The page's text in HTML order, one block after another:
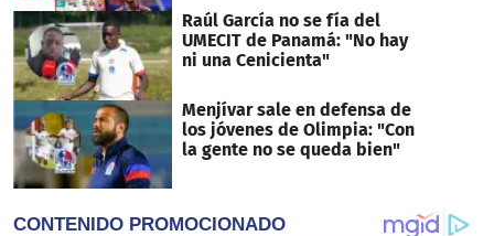
Raúl García no se fía del
UMECIT de Panamá: "No hay
ni una Cenicienta"
Menjívar sale en defensa de
los jóvenes de Olimpia: "Con
la gente no se queda bien"